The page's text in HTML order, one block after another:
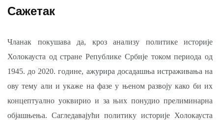
Сажетак
Чланак покушава да, кроз анализу политике историје
Холокауста од стране Републике Србије током периода од
1945. до 2020. године, ажурира досадашња истраживања на
ову тему али и укаже на фазе у њеном развоју како би их
концептуално уоквирио и за њих понудио прелиминарна
објашњења. Сагледавајући политику историје Холокауста